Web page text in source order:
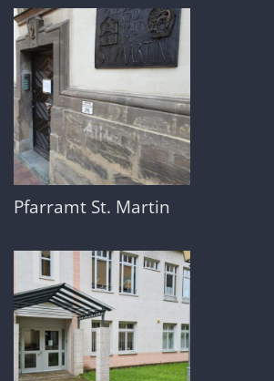
Pfarramt St. Martin